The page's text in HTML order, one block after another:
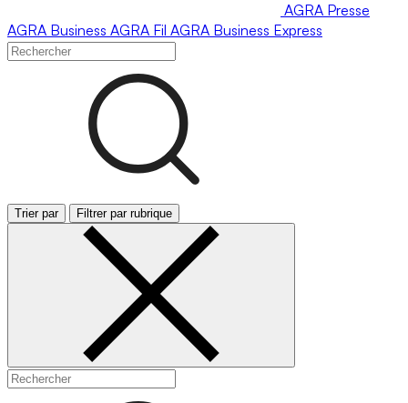
AGRA Presse
AGRA Business AGRA Fil AGRA Business Express
Trier par Filtrer par rubrique